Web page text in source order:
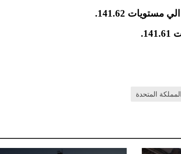
المملكة المتحدة